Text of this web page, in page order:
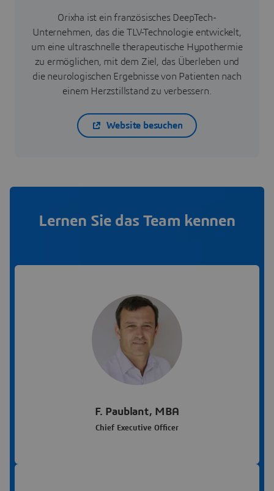
Orixha ist ein französisches DeepTech-
Unternehmen, das die TLV-Technologie entwickelt,
um eine ultraschnelle therapeutische Hypothermie
zu ermöglichen, mit dem Ziel, das Überleben und
die neurologischen Ergebnisse von Patienten nach
einem Herzstillstand zu verbessern.
Website besuchen
Lernen Sie das Team kennen
F. Paublant, MBA
Chief Executive Officer